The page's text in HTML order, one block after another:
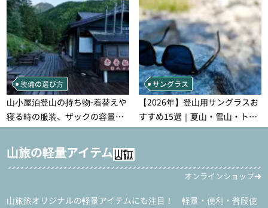
装備の選び方
山小屋泊登山の持ち物‐着替えや
寝る時の服装、ザックの容量な
どを徹底紹介！1泊2日、2泊3日
用のリスト付き
サングラス
【2026年】登山用サングラスお
すすめ15選｜夏山・雪山・トレ
ラン別、シーンで選ぶ失敗しな
山旅の軽量アイテム
オンラインショップ
山旅旅オリジナルの軽量アイテムにも注目！ 軽量・便利・普段使